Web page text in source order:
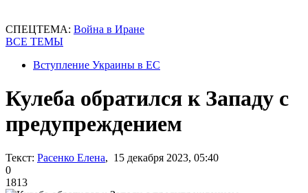
СПЕЦТЕМА: Война в Иране
ВСЕ ТЕМЫ
Вступление Украины в ЕС
Кулеба обратился к Западу с
предупреждением
Текст: Расенко Елена, 15 декабря 2023, 05:40
0
1813